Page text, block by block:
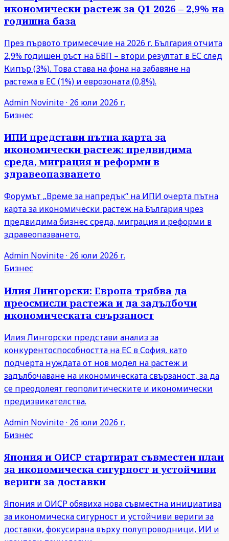
икономически растеж за Q1 2026 – 2,9% на
годишна база
През първото тримесечие на 2026 г. България отчита
2,9% годишен ръст на БВП – втори резултат в ЕС след
Кипър (3%). Това става на фона на забавяне на
растежа в ЕС (1%) и еврозоната (0,8%).
Admin Novinite· 26 юли 2026 г.
Бизнес
ИПИ представи пътна карта за
икономически растеж: предвидима
среда, миграция и реформи в
здравеопазването
Форумът „Време за напредък“ на ИПИ очерта пътна
карта за икономически растеж на България чрез
предвидима бизнес среда, миграция и реформи в
здравеопазването.
Admin Novinite· 26 юли 2026 г.
Бизнес
Илия Лингорски: Европа трябва да
преосмисли растежа и да задълбочи
икономическата свързаност
Илия Лингорски представи анализ за
конкурентоспособността на ЕС в София, като
подчерта нуждата от нов модел на растеж и
задълбочаване на икономическата свързаност, за да
се преодолеят геополитическите и икономически
предизвикателства.
Admin Novinite· 26 юли 2026 г.
Бизнес
Япония и ОИСР стартират съвместен план
за икономическа сигурност и устойчиви
вериги за доставки
Япония и ОИСР обявиха нова съвместна инициатива
за икономическа сигурност и устойчиви вериги за
доставки, фокусирана върху полупроводници, ИИ и